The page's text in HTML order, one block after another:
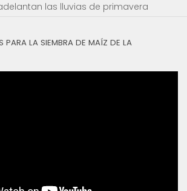
las lluvias de primavera
PARA LA SIEMBRA DE MAÍZ DE LA